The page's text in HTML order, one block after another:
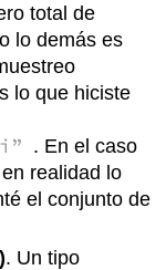
total de
lo demás es
lo que hiciste
. En el caso
realidad lo
el conjunto de
. Un tipo